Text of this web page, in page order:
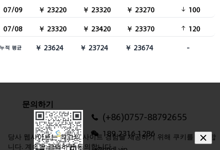
07/09
￥ 23220 ￥ 23320 ￥ 23270
100
07/08
￥ 23320 ￥ 23420 ￥ 23370 120
누적 평균 ￥ 23624 ￥ 23724 ￥ 23674 -
문의하기
(+86)0757-88792655
189 2316 1286
당사 웹사이트는 최고의 사이트 경험을 제공하기 위해 쿠키를 사용합
니다. 계속을 클릭하면 동의합니다